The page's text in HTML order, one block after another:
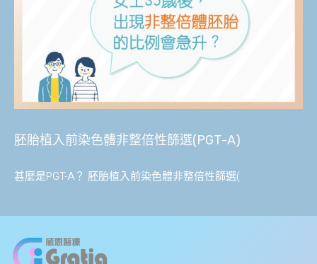
胚胎植入前染色體非整倍性篩選(PGT-A)
甚麼是PGT-A？ 胚胎植入前染色體非整倍性篩選(